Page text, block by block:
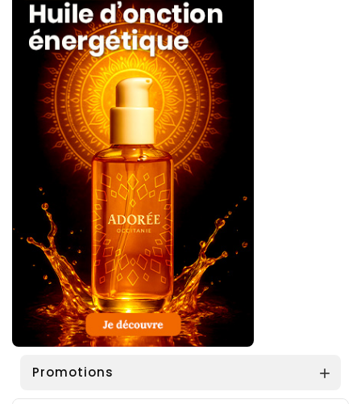
Promotions 